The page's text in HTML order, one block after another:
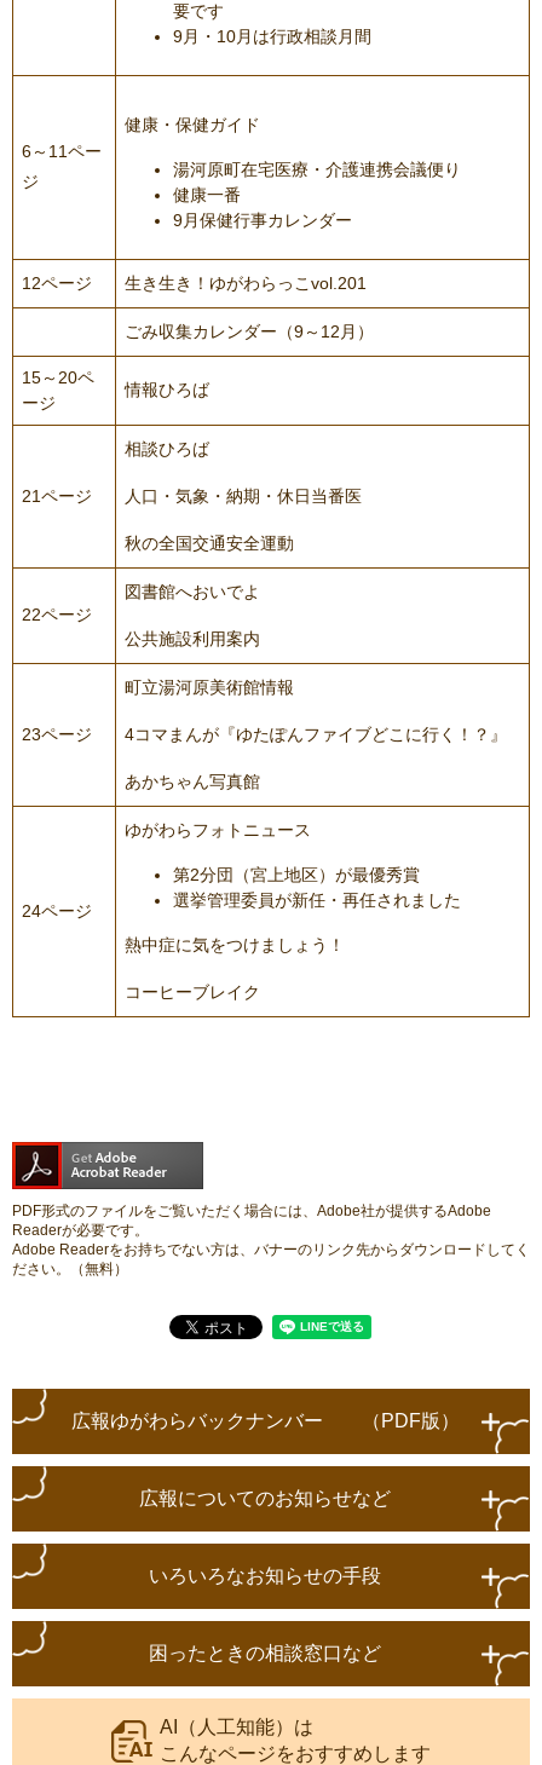
要です
9月・10月は行政相談月間
6～11ペー
ジ
健康・保健ガイド
湯河原町在宅医療・介護連携会議便り
健康一番
9月保健行事カレンダー
12ページ 生き生き！ゆがわらっこvol.201
ごみ収集カレンダー（9～12月）
15～20ペ
ージ
情報ひろば
21ページ
相談ひろば
人口・気象・納期・休日当番医
秋の全国交通安全運動
22ページ
図書館へおいでよ
公共施設利用案内
23ページ
町立湯河原美術館情報
4コマまんが『ゆたぽんファイブどこに行く！？』
あかちゃん写真館
24ページ
ゆがわらフォトニュース
第2分団（宮上地区）が最優秀賞
選挙管理委員が新任・再任されました
熱中症に気をつけましょう！
コーヒーブレイク
PDF形式のファイルをご覧いただく場合には、Adobe社が提供するAdobe
Readerが必要です。
Adobe Readerをお持ちでない方は、バナーのリンク先からダウンロードしてく
ださい。（無料）
広報ゆがわらバックナンバー （PDF版）
広報についてのお知らせなど
いろいろなお知らせの手段
困ったときの相談窓口など
AI（人工知能）は
こんなページをおすすめします